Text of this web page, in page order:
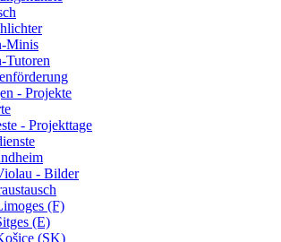
Minis
Tutoren
- Projekte
- Projekttage
- Bilder
(F)
(E)
(SK)